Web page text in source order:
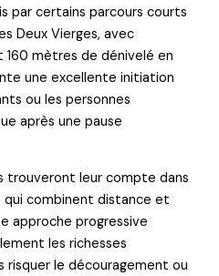
par certains parcours courts
Deux Vierges, avec
mètres de dénivelé en
une excellente initiation
ou les personnes
après une pause
trouveront leur compte dans
qui combinent distance et
approche progressive
les richesses
risquer le découragement ou